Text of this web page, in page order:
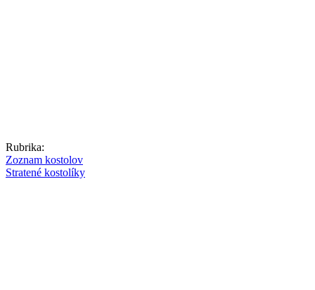
Rubrika:
Zoznam kostolov
Stratené kostolíky